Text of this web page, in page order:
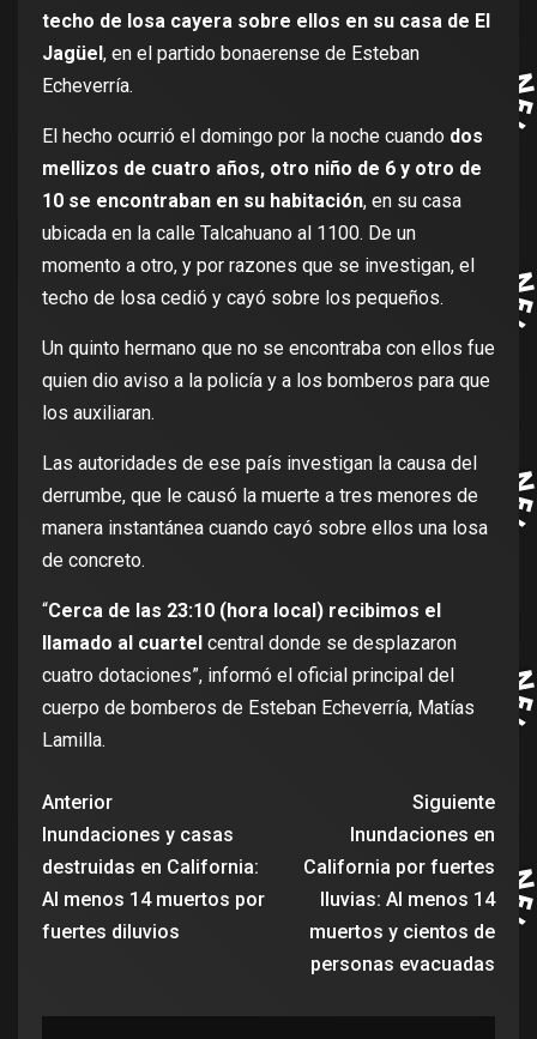
techo de losa cayera sobre ellos en su casa de El
Jagüel, en el partido bonaerense de Esteban
Echeverría.
El hecho ocurrió el domingo por la noche cuando dos
mellizos de cuatro años, otro niño de 6 y otro de
10 se encontraban en su habitación, en su casa
ubicada en la calle Talcahuano al 1100. De un
momento a otro, y por razones que se investigan, el
techo de losa cedió y cayó sobre los pequeños.
Un quinto hermano que no se encontraba con ellos fue
quien dio aviso a la policía y a los bomberos para que
los auxiliaran.
Las autoridades de ese país investigan la causa del
derrumbe, que le causó la muerte a tres menores de
manera instantánea cuando cayó sobre ellos una losa
de concreto.
“Cerca de las 23:10 (hora local) recibimos el
llamado al cuartel central donde se desplazaron
cuatro dotaciones”, informó el oficial principal del
cuerpo de bomberos de Esteban Echeverría, Matías
Lamilla.
Anterior
Inundaciones y casas
destruidas en California:
Al menos 14 muertos por
fuertes diluvios
Siguiente
Inundaciones en
California por fuertes
lluvias: Al menos 14
muertos y cientos de
personas evacuadas